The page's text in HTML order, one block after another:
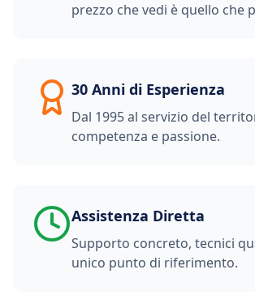
prezzo che vedi è quello che
30 Anni di Esperienza
Dal 1995 al servizio del
competenza e passione.
Assistenza Diretta
Supporto concreto, tecnici
unico punto di riferimento.